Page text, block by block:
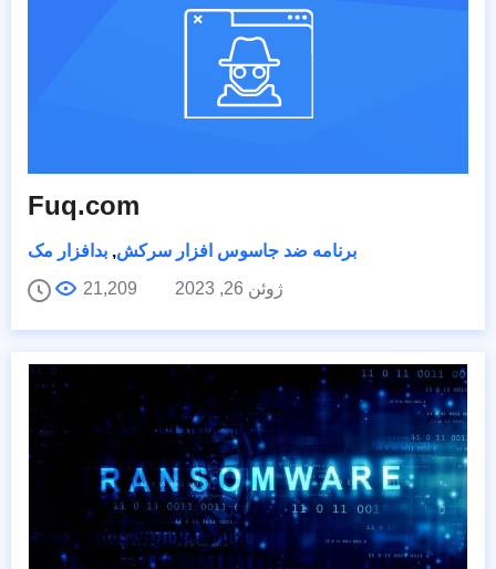
Fuq.com
برنامه ضد جاسوس افزار سرکش, بدافزار مک
ژوئن 26, 2023
21,209